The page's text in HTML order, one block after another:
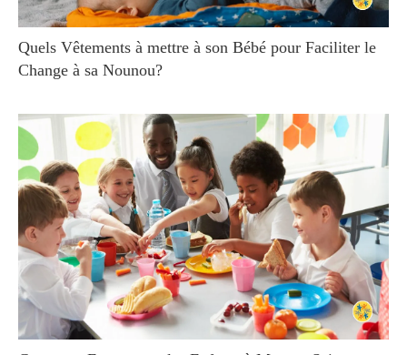
Quels Vêtements à mettre à son Bébé pour Faciliter le
Change à sa Nounou?